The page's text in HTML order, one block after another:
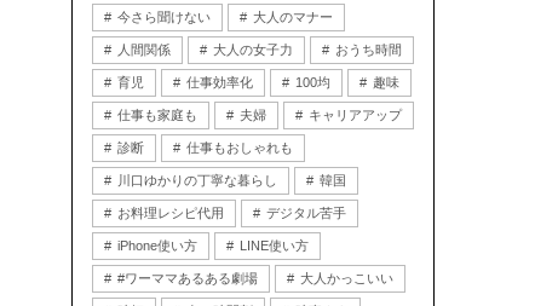
今さら聞けない 大人のマナー
人間関係 大人の女子力 おうち時間
育児 仕事効率化 100均 趣味
仕事も家庭も 夫婦 キャリアアップ
診断 仕事もおしゃれも
川口ゆかりの丁寧な暮らし 韓国
お料理レシピ代用 デジタル苦手
iPhone使い方 LINE使い方
#ワーママあるある劇場 大人かっこいい